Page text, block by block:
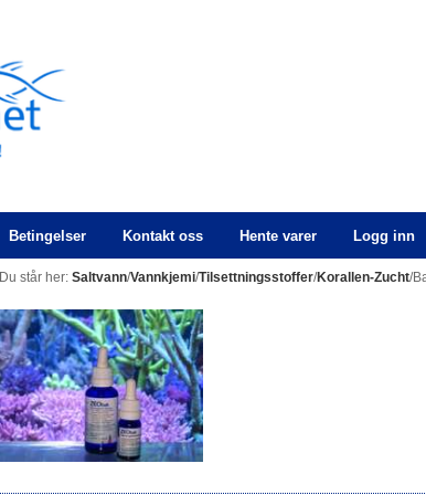
Betingelser Kontakt oss Hente varer Logg inn
Du står her:Saltvann/Vannkjemi/Tilsettningsstoffer/Korallen-Zucht/